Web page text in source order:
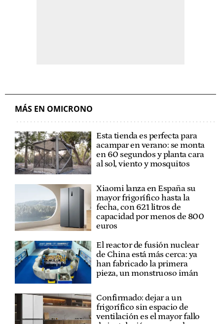
MÁS EN OMICRONO
Esta tienda es perfecta para
acampar en verano: se monta
en 60 segundos y planta cara
al sol, viento y mosquitos
Xiaomi lanza en España su
mayor frigorífico hasta la
fecha, con 621 litros de
capacidad por menos de 800
euros
El reactor de fusión nuclear
de China está más cerca: ya
han fabricado la primera
pieza, un monstruoso imán
Confirmado: dejar a un
frigorífico sin espacio de
ventilación es el mayor fallo